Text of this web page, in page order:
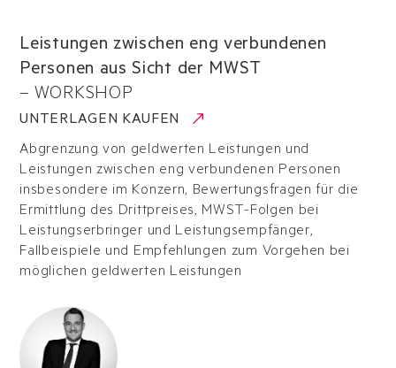
Leistungen zwischen eng verbundenen
Personen aus Sicht der MWST
– WORKSHOP
UNTERLAGEN KAUFEN
Abgrenzung von geldwerten Leistungen und
Leistungen zwischen eng verbundenen Personen
insbesondere im Konzern, Bewertungsfragen für die
Ermittlung des Drittpreises, MWST-Folgen bei
Leistungserbringer und Leistungsempfänger,
Fallbeispiele und Empfehlungen zum Vorgehen bei
möglichen geldwerten Leistungen